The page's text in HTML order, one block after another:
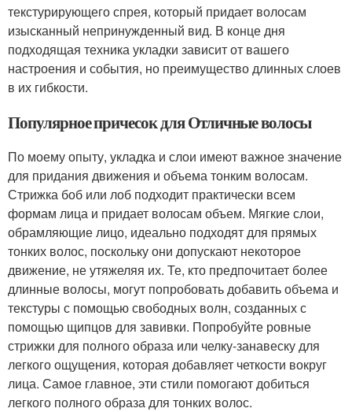
текстурирующего спрея, который придает волосам
изысканный непринужденный вид. В конце дня
подходящая техника укладки зависит от вашего
настроения и события, но преимущество длинных слоев
в их гибкости.
Популярное причесок для Отличные волосы
По моему опыту, укладка и слои имеют важное значение
для придания движения и объема тонким волосам.
Стрижка боб или лоб подходит практически всем
формам лица и придает волосам объем. Мягкие слои,
обрамляющие лицо, идеально подходят для прямых
тонких волос, поскольку они допускают некоторое
движение, не утяжеляя их. Те, кто предпочитает более
длинные волосы, могут попробовать добавить объема и
текстуры с помощью свободных волн, созданных с
помощью щипцов для завивки. Попробуйте ровные
стрижки для полного образа или челку-занавеску для
легкого ощущения, которая добавляет четкости вокруг
лица. Самое главное, эти стили помогают добиться
легкого полного образа для тонких волос.